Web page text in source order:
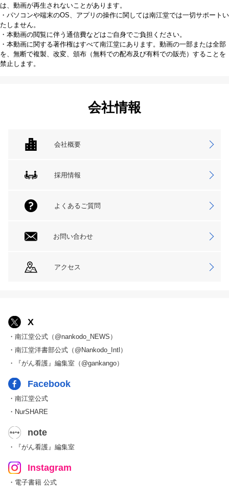
は、動画が再生されないことがあります。
・パソコンや端末のOS、アプリの操作に関しては南江堂では一切サポートい
たしません。
・本動画の閲覧に伴う通信費などはご自身でご負担ください。
・本動画に関する著作権はすべて南江堂にあります。動画の一部または全部
を、無断で複製、改変、頒布（無料での配布及び有料での販売）することを
禁止します。
会社情報
会社概要
採用情報
よくあるご質問
お問い合わせ
アクセス
X
・南江堂公式（@nankodo_NEWS）
・南江堂洋書部公式（@Nankodo_Intl）
・『がん看護』編集室（@gankango）
Facebook
・南江堂公式
・NurSHARE
note
・『がん看護』編集室
Instagram
・電子書籍 公式